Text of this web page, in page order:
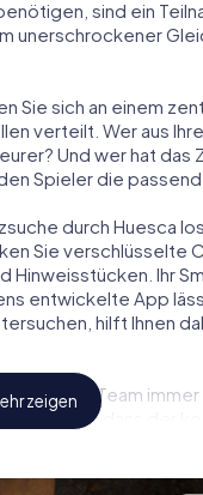
sind ein
unerschrockener
Sie sich an einem
verteilt. Wer aus
Und wer hat das
Spieler die
durch Huesca
Sie verschlüsselte
Hinweisstücken. Ihr
entwickelte App
hilft Ihnen
und Ihr Team
dass der
zeigen